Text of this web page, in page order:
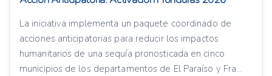
La iniciativa implementa un paquete coordinado de
acciones anticipatorias para reducir los impactos
humanitarios de una sequía pronosticada en cinco
municipios de los departamentos de El Paraíso y Fra...